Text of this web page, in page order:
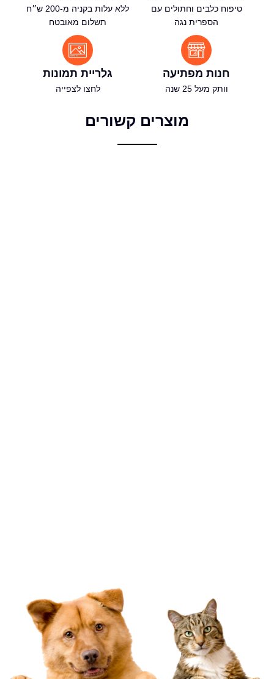
טיפוח כלבים וחתולים עם
הספרית נגה
ללא עלות בקניה מ-200 ש״ח
תשלום מאובטח
חנות מפתיעה
וותק מעל 25 שנה
גלריית תמונות
לחצו לצפייה
מוצרים קשורים